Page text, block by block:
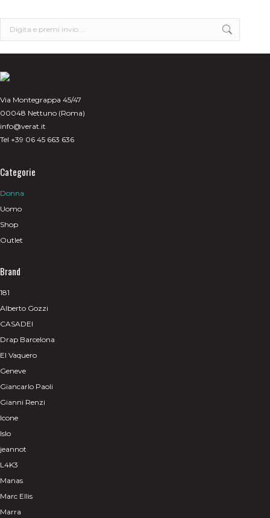
scelte
nella
pagina
Via Montegrappa 45/47
00048 Nettuno (Roma)
info@verat.it
Tel +39 06 45 663 636
Categorie
Donna
Uomo
Shop
Outlet
Brand
181
Alberto Gozzi
CASADEI
Drap Barcelona
El Vaquero
Geneve
Giancarlo Paoli
Gianni Renzi
Icone
Islo
jeannot
L4K3
Manas
Marc Ellis
Marra